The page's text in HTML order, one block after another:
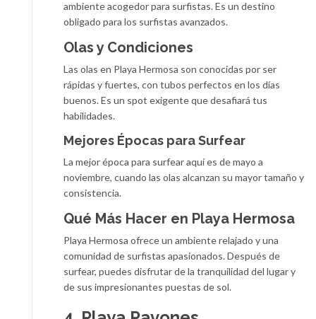
ambiente acogedor para surfistas. Es un destino
obligado para los surfistas avanzados.
Olas y Condiciones
Las olas en Playa Hermosa son conocidas por ser
rápidas y fuertes, con tubos perfectos en los días
buenos. Es un spot exigente que desafiará tus
habilidades.
Mejores Épocas para Surfear
La mejor época para surfear aquí es de mayo a
noviembre, cuando las olas alcanzan su mayor tamaño y
consistencia.
Qué Más Hacer en Playa Hermosa
Playa Hermosa ofrece un ambiente relajado y una
comunidad de surfistas apasionados. Después de
surfear, puedes disfrutar de la tranquilidad del lugar y
de sus impresionantes puestas de sol.